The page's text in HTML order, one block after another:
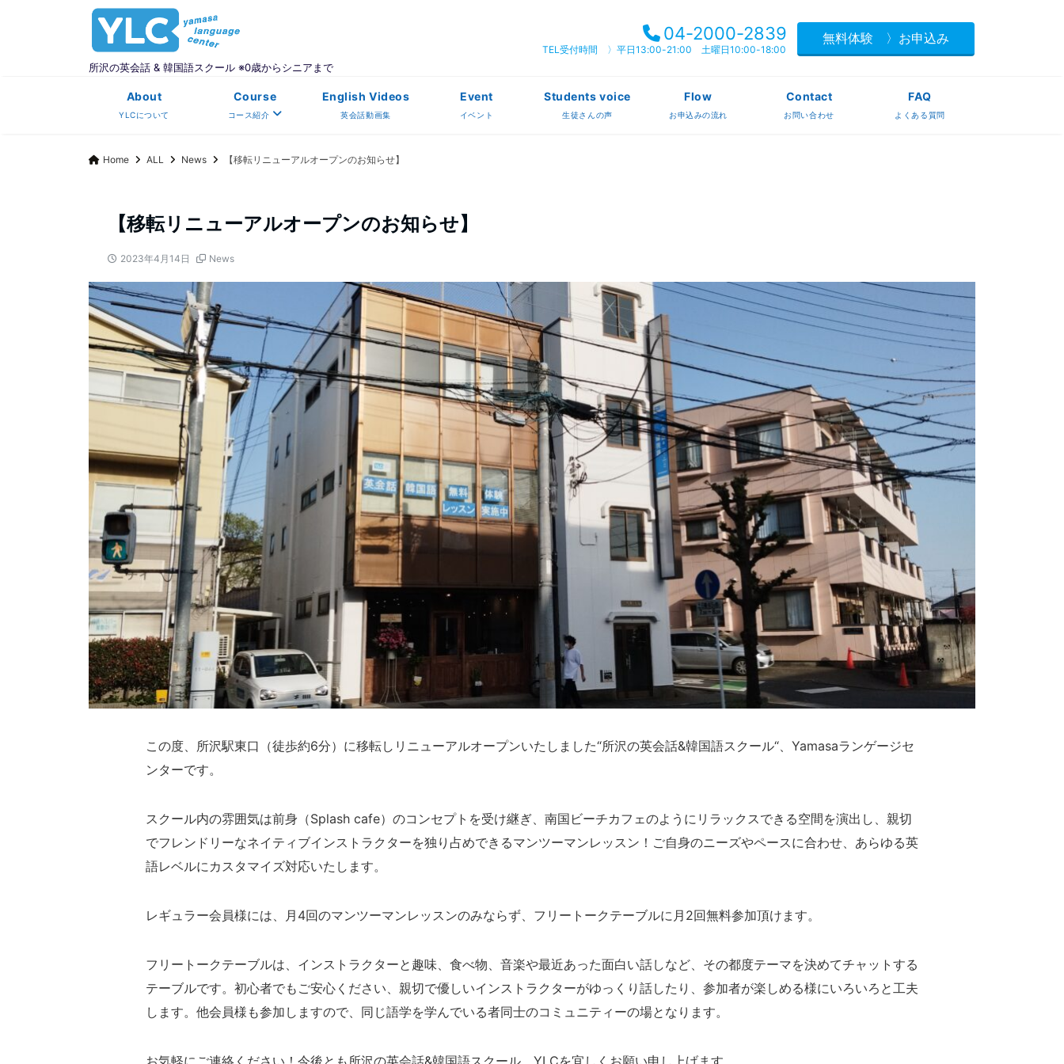
所沢の英会話 & 韓国語スクール ※0歳からシニアまで
04-2000-2839
TEL受付時間 〉平日13:00-21:00 土曜日10:00-18:00
無料体験 〉お申込み
About
YLCについて
Course
コース紹介
English Videos
英会話動画集
Event
イベント
Students voice
生徒さんの声
Flow
お申込みの流れ
Contact
お問い合わせ
FAQ
よくある質問
Home ALL News 【移転リニューアルオープンのお知らせ】
【移転リニューアルオープンのお知らせ】
2023年4月14日 News
この度、所沢駅東口（徒歩約6分）に移転しリニューアルオープンいたしました“所沢の英会話&韓国語スクール“、Yamasaランゲージセ
ンターです。
スクール内の雰囲気は前身（Splash cafe）のコンセプトを受け継ぎ、南国ビーチカフェのようにリラックスできる空間を演出し、親切
でフレンドリーなネイティブインストラクターを独り占めできるマンツーマンレッスン！ご自身のニーズやペースに合わせ、あらゆる英
語レベルにカスタマイズ対応いたします。
レギュラー会員様には、月4回のマンツーマンレッスンのみならず、フリートークテーブルに月2回無料参加頂けます。
フリートークテーブルは、インストラクターと趣味、食べ物、音楽や最近あった面白い話しなど、その都度テーマを決めてチャットする
テーブルです。初心者でもご安心ください、親切で優しいインストラクターがゆっくり話したり、参加者が楽しめる様にいろいろと工夫
します。他会員様も参加しますので、同じ語学を学んでいる者同士のコミュニティーの場となります。
お気軽にご連絡ください！今後とも所沢の英会話&韓国語スクール、YLCを宜しくお願い申し上げます。